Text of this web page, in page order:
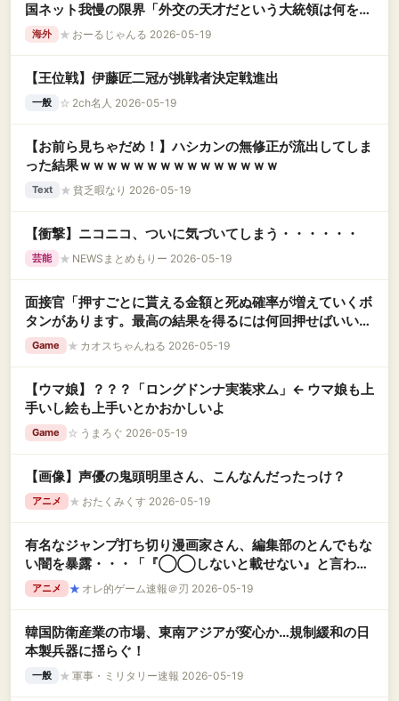
国ネット我慢の限界「外交の天才だという大統領は何をや
ってるんだ？」
海外 ★ おーるじゃんる 2026-05-19
【王位戦】伊藤匠二冠が挑戦者決定戦進出
一般 ☆ 2ch名人 2026-05-19
【お前ら見ちゃだめ！】ハシカンの無修正が流出してしま
った結果ｗｗｗｗｗｗｗｗｗｗｗｗｗｗｗ
Text ★ 貧乏暇なり 2026-05-19
【衝撃】ニコニコ、ついに気づいてしまう・・・・・・
芸能 ★ NEWSまとめもりー 2026-05-19
面接官「押すごとに貰える金額と死ぬ確率が増えていくボ
タンがあります。最高の結果を得るには何回押せばいいで
すか？」
Game ★ カオスちゃんねる 2026-05-19
【ウマ娘】？？？「ロングドンナ実装求ム」← ウマ娘も上
手いし絵も上手いとかおかしいよ
Game ☆ うまろぐ 2026-05-19
【画像】声優の鬼頭明里さん、こんなんだったっけ？
アニメ ★ おたくみくす 2026-05-19
有名なジャンプ打ち切り漫画家さん、編集部のとんでもな
い闇を暴露・・・「『◯◯しないと載せない』と言われ
て渋々描いてました」←これ、結構ヤバくね？
アニメ ★ オレ的ゲーム速報＠刃 2026-05-19
韓国防衛産業の市場、東南アジアが変心か…規制緩和の日
本製兵器に揺らぐ！
一般 ★ 軍事・ミリタリー速報 2026-05-19